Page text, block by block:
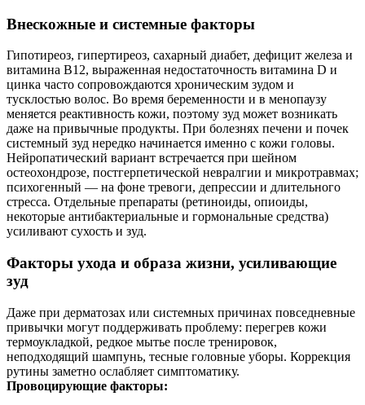
Внескожные и системные факторы
Гипотиреоз, гипертиреоз, сахарный диабет, дефицит железа и
витамина B12, выраженная недостаточность витамина D и
цинка часто сопровождаются хроническим зудом и
тусклостью волос. Во время беременности и в менопаузу
меняется реактивность кожи, поэтому зуд может возникать
даже на привычные продукты. При болезнях печени и почек
системный зуд нередко начинается именно с кожи головы.
Нейропатический вариант встречается при шейном
остеохондрозе, постгерпетической невралгии и микротравмах;
психогенный — на фоне тревоги, депрессии и длительного
стресса. Отдельные препараты (ретиноиды, опиоиды,
некоторые антибактериальные и гормональные средства)
усиливают сухость и зуд.
Факторы ухода и образа жизни, усиливающие
зуд
Даже при дерматозах или системных причинах повседневные
привычки могут поддерживать проблему: перегрев кожи
термоукладкой, редкое мытье после тренировок,
неподходящий шампунь, тесные головные уборы. Коррекция
рутины заметно ослабляет симптоматику.
Провоцирующие факторы: